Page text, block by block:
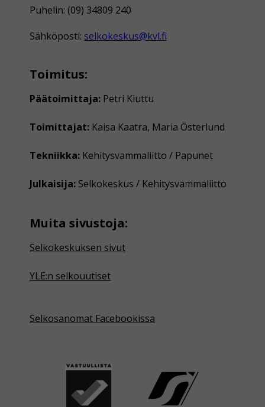
Puhelin: (09) 34809 240
Sähköposti: selkokeskus@kvl.fi
Toimitus:
Päätoimittaja: Petri Kiuttu
Toimittajat: Kaisa Kaatra, Maria Österlund
Tekniikka: Kehitysvammaliitto / Papunet
Julkaisija: Selkokeskus / Kehitysvammaliitto
Muita sivustoja:
Selkokeskuksen sivut
YLE:n selkouutiset
Selkosanomat Facebookissa